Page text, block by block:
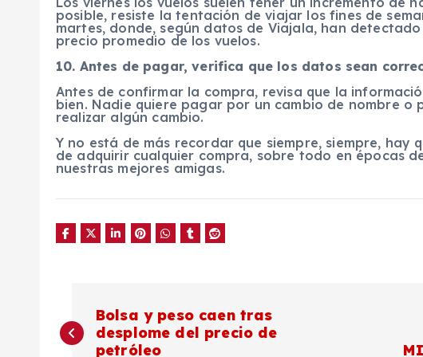
posible, resiste la tentación de viajar los fines de
martes, donde, según datos de Viajala, han
precio promedio de los vuelos.
10. Antes de pagar, verifica que los datos sean
Antes de confirmar la compra, revisa que la
bien. Nadie quiere pagar por un cambio de nombre
realizar algún cambio.
Y no está de más recordar que siempre, siempre, hay
de adquirir cualquier compra, sobre todo en épocas
nuestras mejores amigas.
Bolsa y peso caen tras
desplome del precio de
petróleo